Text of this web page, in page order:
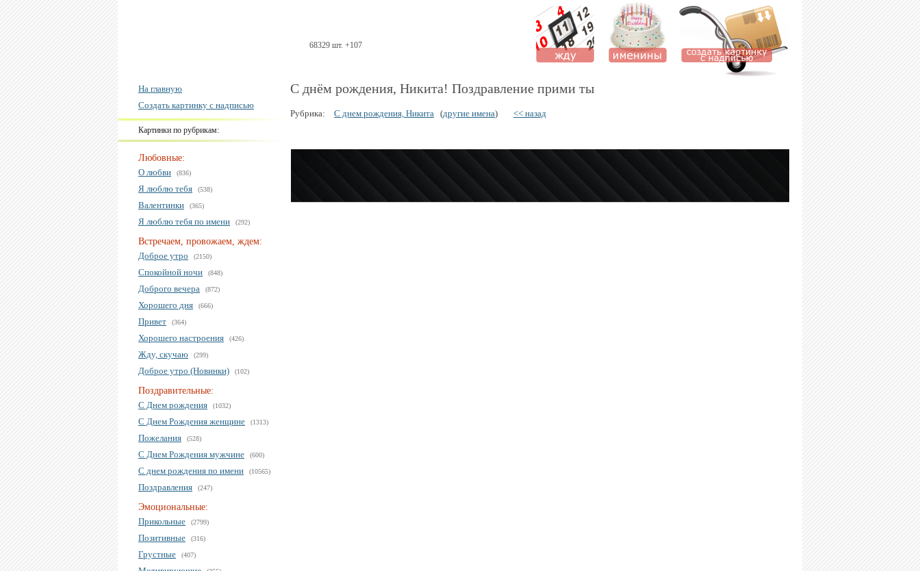
68329 шт. +107
На главную
Создать картинку с надписью
Картинки по рубрикам:
Любовные:
О любви
(836)
Я люблю тебя (538)
Валентинки (365)
Я люблю тебя по имени (292)
Встречаем, провожаем, ждем:
Доброе утро
(2150)
Спокойной ночи (848)
Доброго вечера (872)
Хорошего дня (666)
Привет (364)
Хорошего настроения (426)
Жду, скучаю (299)
Доброе утро (Новинки) (102)
Поздравительные:
С Днем рождения
(1032)
С Днем Рождения женщине (1313)
Пожелания (528)
С Днем Рождения мужчине (600)
С днем рождения по имени (10565)
Поздравления (247)
Эмоциональные:
Прикольные
(2799)
Позитивные (316)
Грустные (407)
С днём рождения, Никита! Поздравление прими ты
Рубрика: С днем рождения, Никита (другие имена) << назад